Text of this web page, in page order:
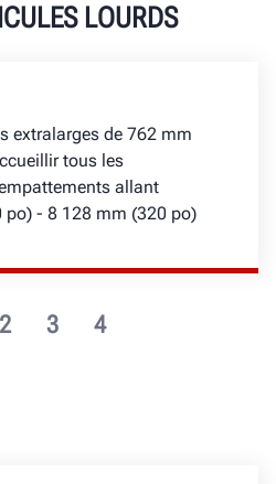
LOURDS
2 3 4
extralarges de 762 mm
tous les
allant
po) - 8 128 mm (320 po)